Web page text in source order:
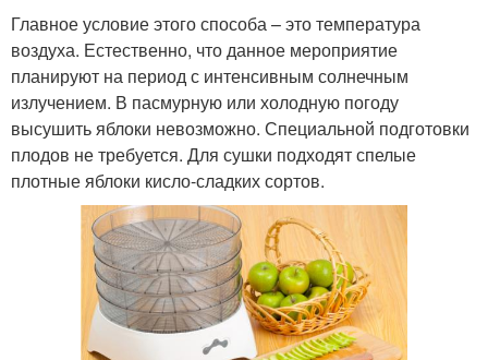
Главное условие этого способа – это температура
воздуха. Естественно, что данное мероприятие
планируют на период с интенсивным солнечным
излучением. В пасмурную или холодную погоду
высушить яблоки невозможно. Специальной подготовки
плодов не требуется. Для сушки подходят спелые
плотные яблоки кисло-сладких сортов.